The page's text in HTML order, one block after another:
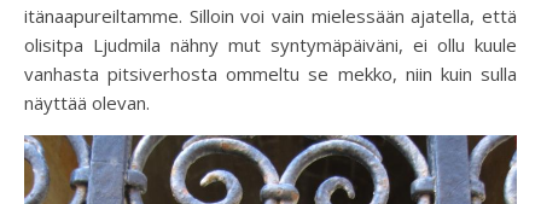
itänaapureiltamme. Silloin voi vain mielessään ajatella, että
olisitpa Ljudmila nähny mut syntymäpäiväni, ei ollu kuule
vanhasta pitsiverhosta ommeltu se mekko, niin kuin sulla
näyttää olevan.